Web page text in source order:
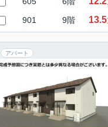
901 9階 13.5
アパート